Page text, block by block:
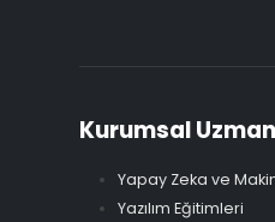
Kurumsal
Yapay Zeka ve
Yazılım Eğitimleri